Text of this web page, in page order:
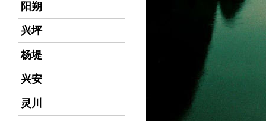
阳朔
兴坪
杨堤
兴安
灵川